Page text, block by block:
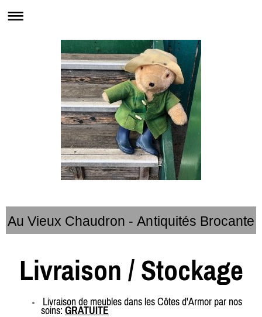
Au Vieux Chaudron - Antiquités Brocante
Livraison / Stockage
Livraison de meubles dans les Côtes d'Armor par nos
soins: GRATUITE